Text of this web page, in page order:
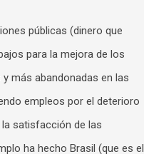
públicas (dinero que
para la mejora de los
más abandonadas en las
empleos por el deterioro
satisfacción de las
ha hecho Brasil (que es el